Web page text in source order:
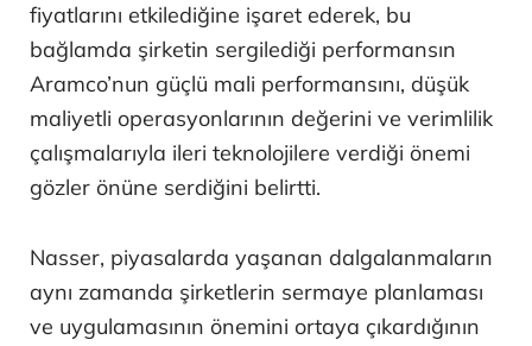
fiyatlarını etkilediğine işaret ederek, bu
bağlamda şirketin sergilediği performansın
Aramco’nun güçlü mali performansını, düşük
maliyetli operasyonlarının değerini ve verimlilik
çalışmalarıyla ileri teknolojilere verdiği önemi
gözler önüne serdiğini belirtti.
Nasser, piyasalarda yaşanan dalgalanmaların
aynı zamanda şirketlerin sermaye planlaması
ve uygulamasının önemini ortaya çıkardığının